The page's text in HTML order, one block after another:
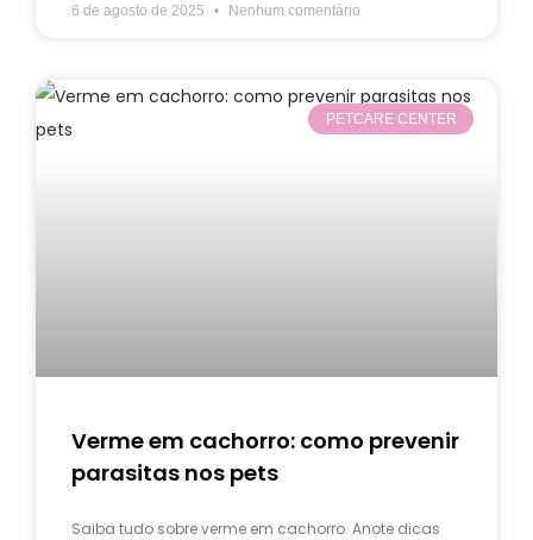
6 de agosto de 2025 Nenhum comentário
PETCARE CENTER
Verme em cachorro: como prevenir
parasitas nos pets
Saiba tudo sobre verme em cachorro. Anote dicas